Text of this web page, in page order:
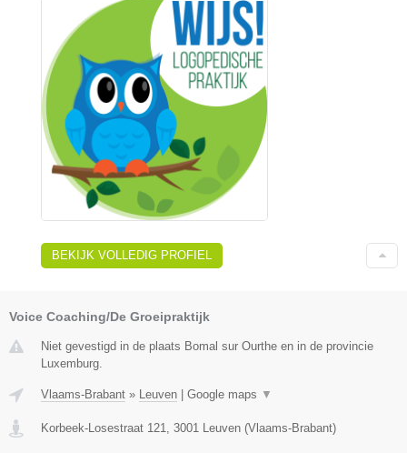
BEKIJK VOLLEDIG PROFIEL
Voice Coaching/De Groeipraktijk
Niet gevestigd in de plaats Bomal sur Ourthe en in de provincie
Luxemburg.
Vlaams-Brabant » Leuven Google maps ▼
Korbeek-Losestraat 121, 3001 Leuven (Vlaams-Brabant)